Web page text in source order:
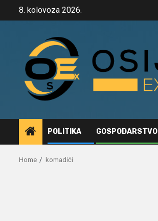
8. kolovoza 2026.
POLITIKA GOSPODARSTVO
Home komadići